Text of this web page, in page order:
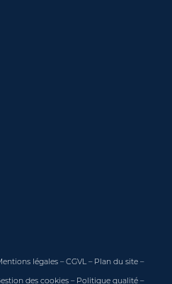
légales –CGVL– Plan du site –
des cookies – Politique qualité –